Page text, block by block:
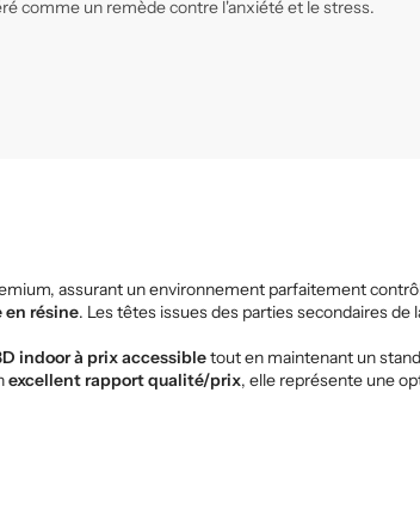
comme un remède contre l'anxiété et le stress.
assurant un environnement parfaitement
résine. Les têtes issues des parties secondaires de
indoor à prix accessibletout en maintenant un
excellent rapport qualité/prix, elle représente une